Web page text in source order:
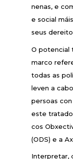
nenas, e
e social
seus
O potencial
marco
todas as
leven a
persoas
este
cos
(ODS) e a
Interpretar,